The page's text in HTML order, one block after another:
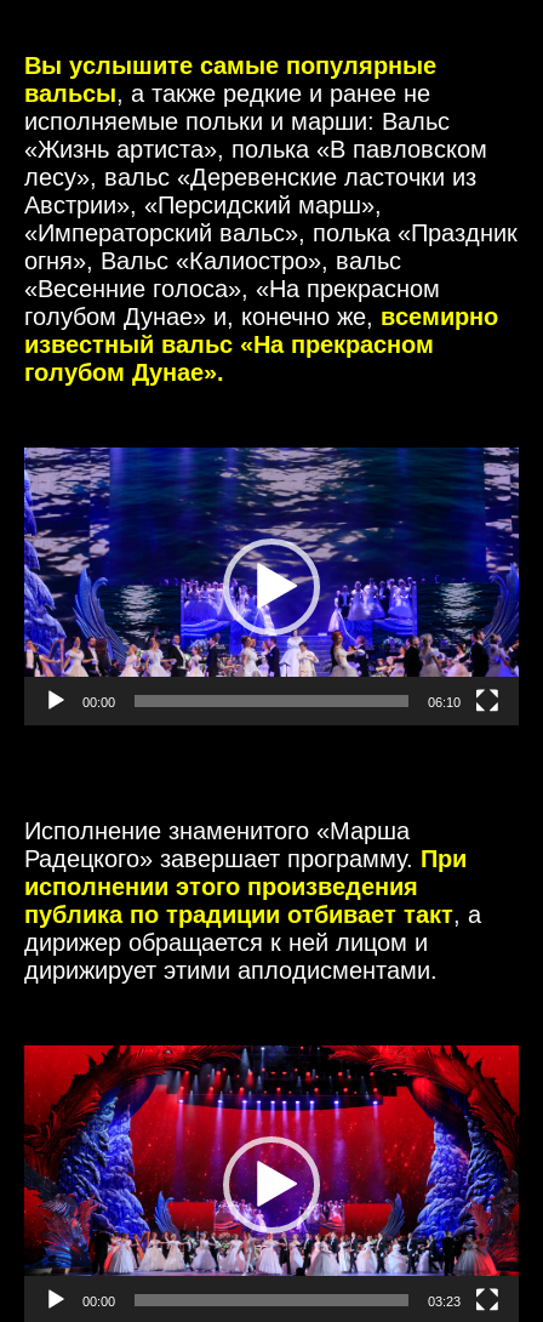
Вы услышите самые популярные
вальсы, а также редкие и ранее не
исполняемые польки и марши: Вальс
«Жизнь артиста», полька «В павловском
лесу», вальс «Деревенские ласточки из
Австрии», «Персидский марш»,
«Императорский вальс», полька «Праздник
огня», Вальс «Калиостро», вальс
«Весенние голоса», «На прекрасном
голубом Дунае» и, конечно же, всемирно
известный вальс «На прекрасном
голубом Дунае».
Видеоплеер
00:00 06:10
Исполнение знаменитого «Марша
Радецкого» завершает программу. При
исполнении этого произведения
публика по традиции отбивает такт, а
дирижер обращается к ней лицом и
дирижирует этими аплодисментами.
Видеоплеер
00:00 03:23